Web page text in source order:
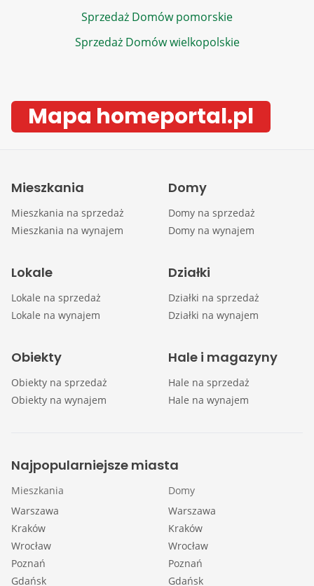
Sprzedaż Domów pomorskie
Sprzedaż Domów wielkopolskie
Mapa homeportal.pl
Mieszkania
Mieszkania na sprzedaż
Mieszkania na wynajem
Domy
Domy na sprzedaż
Domy na wynajem
Lokale
Lokale na sprzedaż
Lokale na wynajem
Działki
Działki na sprzedaż
Działki na wynajem
Obiekty
Obiekty na sprzedaż
Obiekty na wynajem
Hale i magazyny
Hale na sprzedaż
Hale na wynajem
Najpopularniejsze miasta
Mieszkania
Warszawa
Kraków
Wrocław
Poznań
Gdańsk
Domy
Warszawa
Kraków
Wrocław
Poznań
Gdańsk